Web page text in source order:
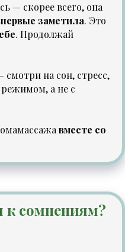
— скорее всего, она
заметила. Это
. Продолжай
на сон, стресс,
а не с
вместе со
к сомнениям?